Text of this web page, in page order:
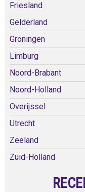
Friesland
Gelderland
Groningen
Limburg
Noord-Brabant
Noord-Holland
Overijssel
Utrecht
Zeeland
Zuid-Holland